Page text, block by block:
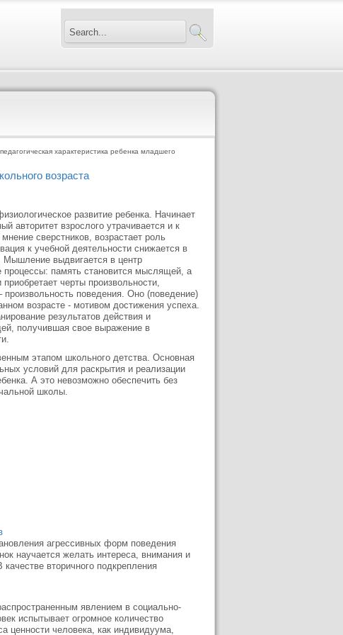
характеристика ребенка младшего
возраста
развитие ребенка. Начинает
взрослого утрачивается и к
сверстников, возрастает роль
к учебной деятельности снижается в
Мышление выдвигается в центр
процессы: память становится мыслящей, а
черты произвольности,
поведения. Оно (поведение)
возрасте - мотивом достижения успеха.
результатов действия и
получившая свое выражение в
этапом школьного детства. Основная
условий для раскрытия и реализации
А это невозможно обеспечить без
школы.
агрессивных форм поведения
научается желать интереса, внимания и
вторичного подкрепления
явлением в социально-
испытывает огромное количество
ценности человека, как индивидуума,